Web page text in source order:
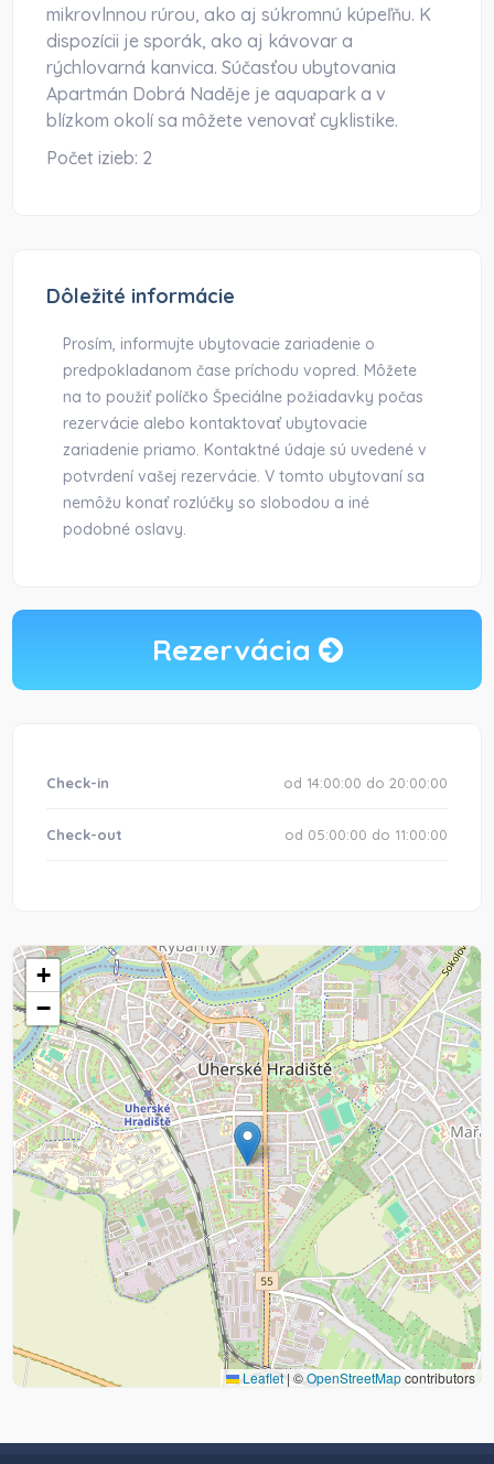
mikrovlnnou rúrou, ako aj súkromnú kúpeľňu. K
dispozícii je sporák, ako aj kávovar a
rýchlovarná kanvica. Súčasťou ubytovania
Apartmán Dobrá Naděje je aquapark a v
blízkom okolí sa môžete venovať cyklistike.
Počet izieb: 2
Dôležité informácie
Prosím, informujte ubytovacie zariadenie o
predpokladanom čase príchodu vopred. Môžete
na to použiť políčko Špeciálne požiadavky počas
rezervácie alebo kontaktovať ubytovacie
zariadenie priamo. Kontaktné údaje sú uvedené v
potvrdení vašej rezervácie. V tomto ubytovaní sa
nemôžu konať rozlúčky so slobodou a iné
podobné oslavy.
Rezervácia
Check-in od 14:00:00 do 20:00:00
Check-out od 05:00:00 do 11:00:00
+
−
Leaflet|©OpenStreetMapcontributors